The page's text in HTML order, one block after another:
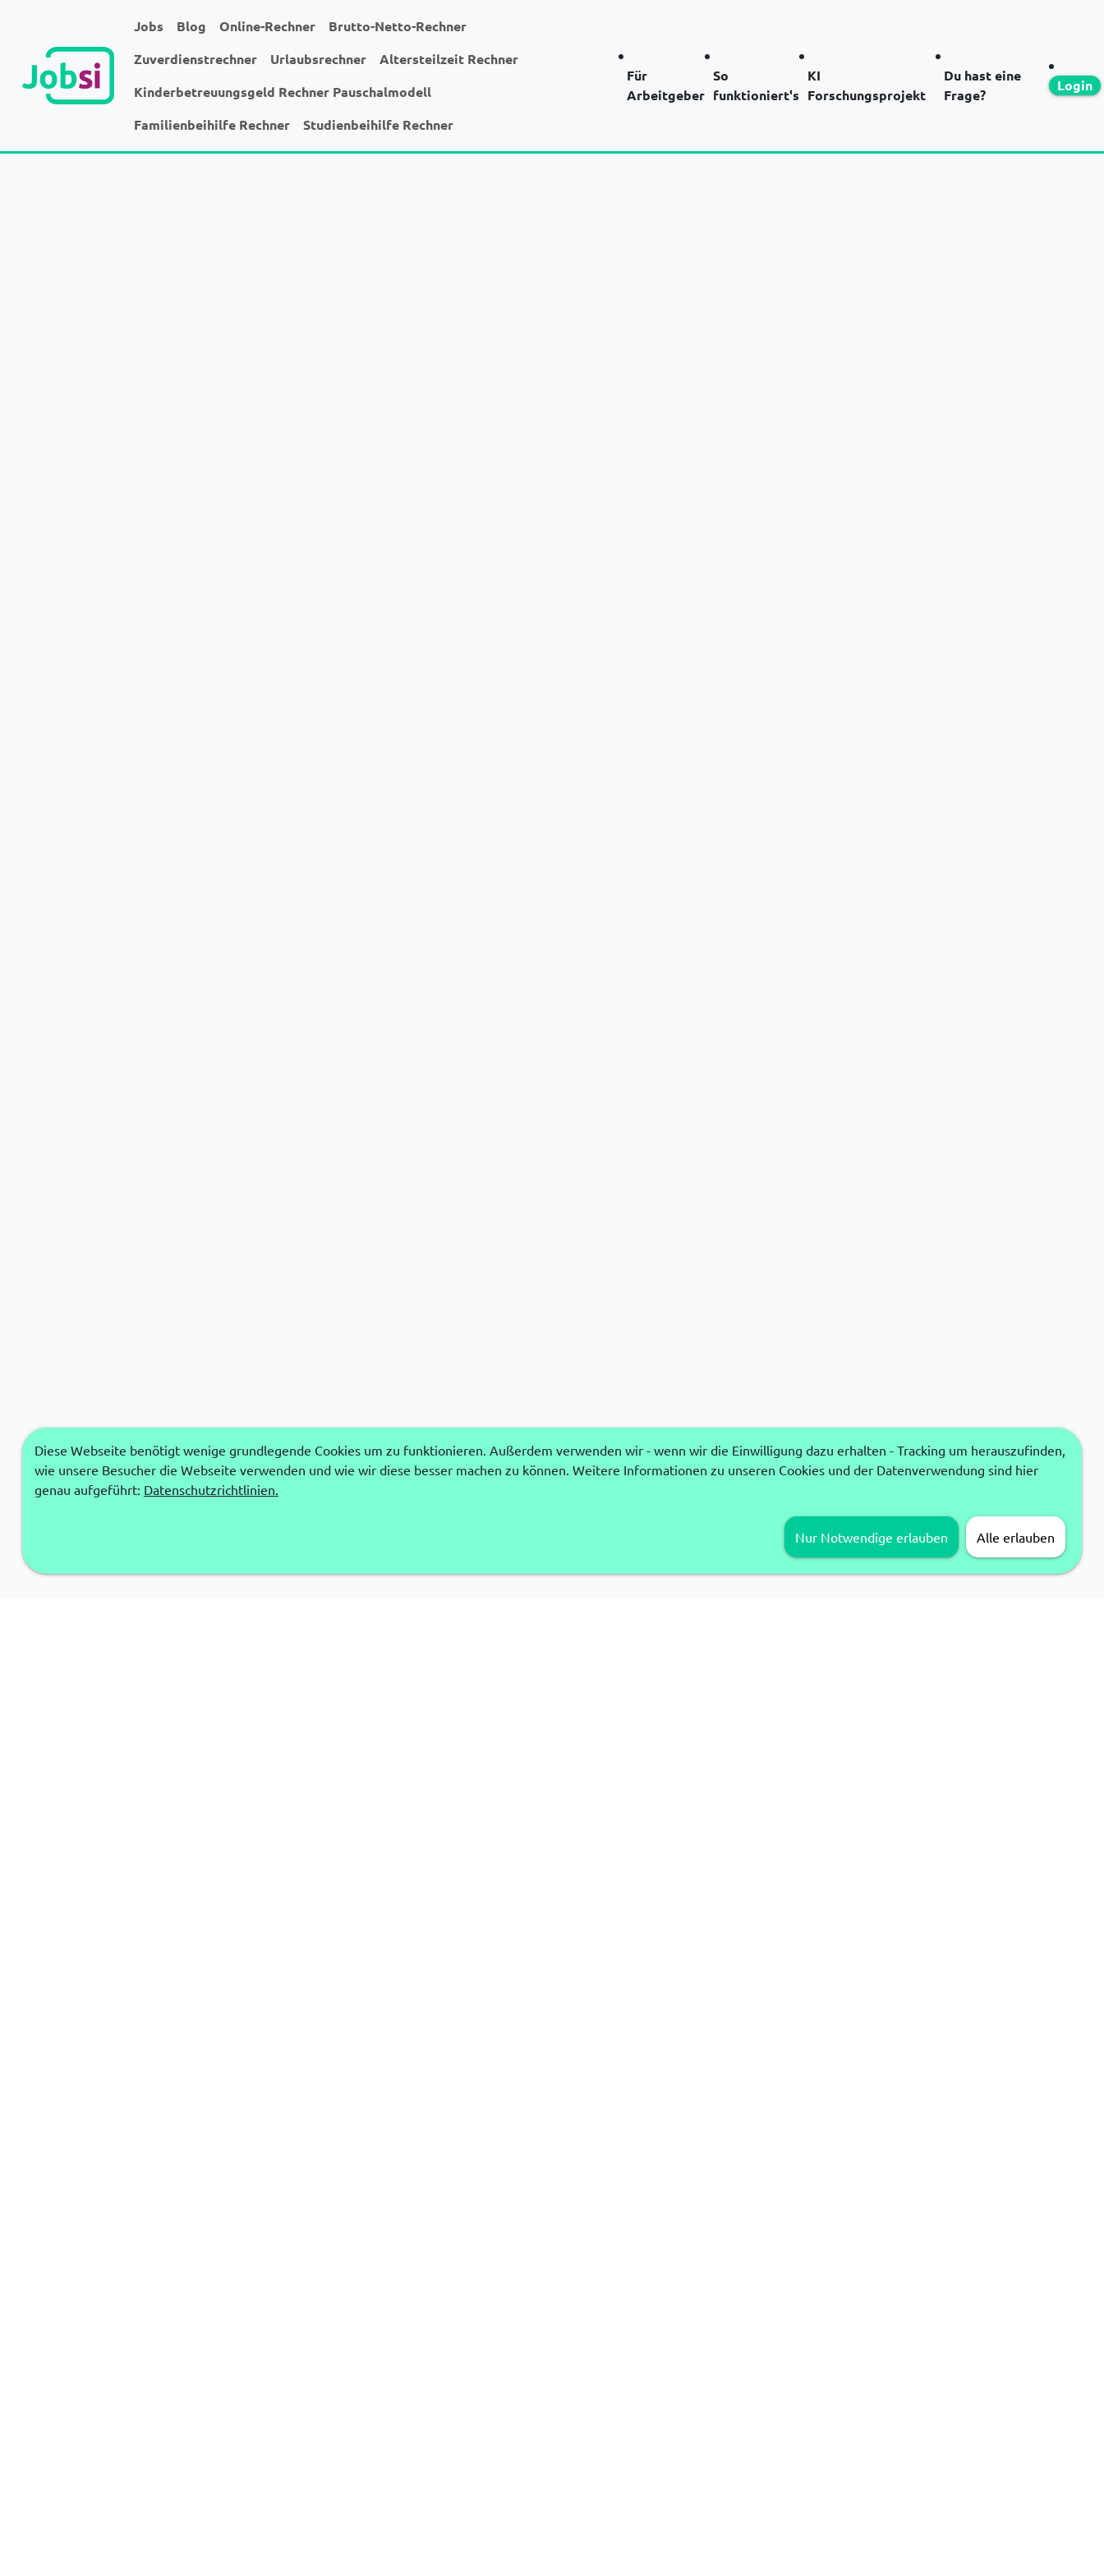
Jobs Blog Online-Rechner
Brutto-Netto-Rechner
Zuverdienstrechner
Urlaubsrechner
Altersteilzeit Rechner
Kinderbetreuungsgeld Rechner Pauschalmodell
Familienbeihilfe Rechner
Studienbeihilfe Rechner
Für
Arbeitgeber
So
funktioniert's
KI
Forschungsprojekt
Du hast eine
Frage?
Login
Diese Webseite benötigt wenige grundlegende Cookies um zu funktionieren. Außerdem verwenden wir - wenn wir die Einwilligung dazu erhalten - Tracking um herauszufinden,
wie unsere Besucher die Webseite verwenden und wie wir diese besser machen zu können. Weitere Informationen zu unseren Cookies und der Datenverwendung sind hier
genau aufgeführt: Datenschutzrichtlinien.
Nur Notwendige erlauben Alle erlauben